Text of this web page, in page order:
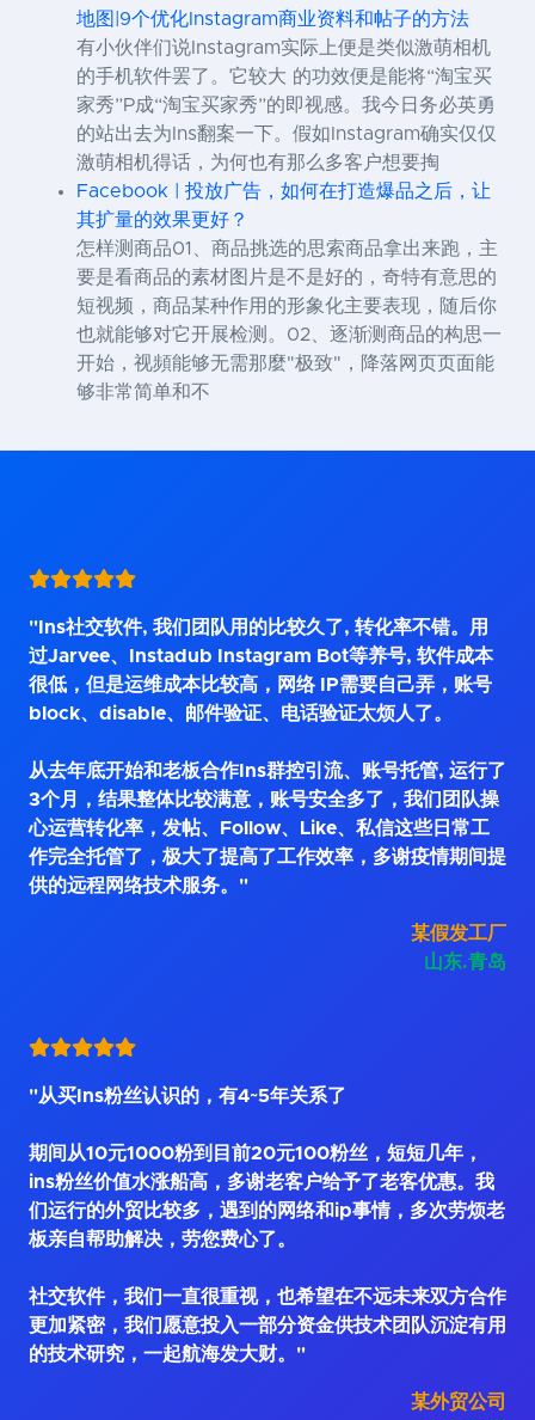
地图|9个优化Instagram商业资料和帖子的方法
有小伙伴们说Instagram实际上便是类似激萌相机
的手机软件罢了。它较大 的功效便是能将“淘宝买
家秀”P成“淘宝买家秀”的即视感。我今日务必英勇
的站出去为Ins翻案一下。假如Instagram确实仅仅
激萌相机得话，为何也有那么多客户想要掏
Facebook | 投放广告，如何在打造爆品之后，让
其扩量的效果更好？
怎样测商品01、商品挑选的思索商品拿出来跑，主
要是看商品的素材图片是不是好的，奇特有意思的
短视频，商品某种作用的形象化主要表现，随后你
也就能够对它开展检测。02、逐渐测商品的构思一
开始，视頻能够无需那麼"极致"，降落网页页面能
够非常简单和不
"Ins社交软件, 我们团队用的比较久了, 转化率不错。用
过Jarvee、Instadub Instagram Bot等养号, 软件成本
很低，但是运维成本比较高，网络 IP需要自己弄，账号
block、disable、邮件验证、电话验证太烦人了。
从去年底开始和老板合作Ins群控引流、账号托管, 运行了
3个月，结果整体比较满意，账号安全多了，我们团队操
心运营转化率，发帖、Follow、Like、私信这些日常工
作完全托管了，极大了提高了工作效率，多谢疫情期间提
供的远程网络技术服务。"
某假发工厂
山东.青岛
"从买Ins粉丝认识的，有4~5年关系了
期间从10元1000粉到目前20元100粉丝，短短几年，
ins粉丝价值水涨船高，多谢老客户给予了老客优惠。我
们运行的外贸比较多，遇到的网络和ip事情，多次劳烦老
板亲自帮助解决，劳您费心了。
社交软件，我们一直很重视，也希望在不远未来双方合作
更加紧密，我们愿意投入一部分资金供技术团队沉淀有用
的技术研究，一起航海发大财。"
某外贸公司